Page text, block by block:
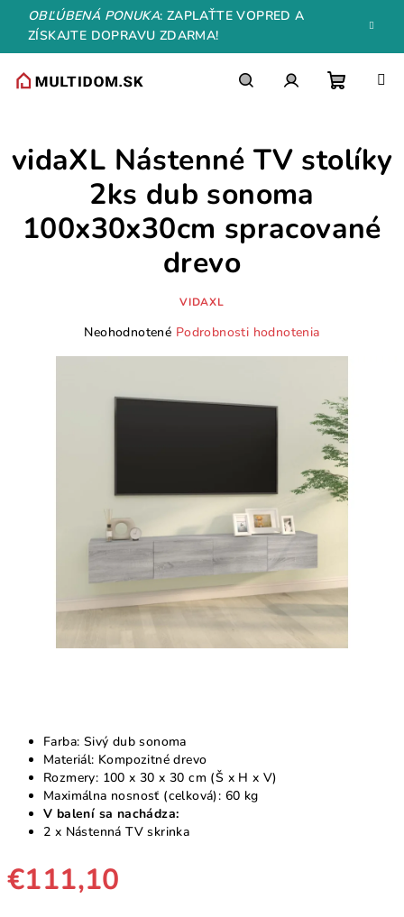
Prejsť
obsah
OBĽÚBENÁ PONUKA: ZAPLAŤTE VOPRED A
ZÍSKAJTE DOPRAVU ZDARMA!
košík
Farba: Sivý dub sonoma
Materiál: Kompozitné drevo
Rozmery: 100 x 30 x 30 cm (Š x H x V)
Maximálna nosnosť (celková): 60 kg
V balení sa nachádza:
2 x Nástenná TV skrinka
€111,10
vidaXL Nástenné TV stolíky
2ks dub sonoma
100x30x30cm spracované
drevo
VIDAXL
Priemerné
Neohodnotené Podrobnosti hodnotenia